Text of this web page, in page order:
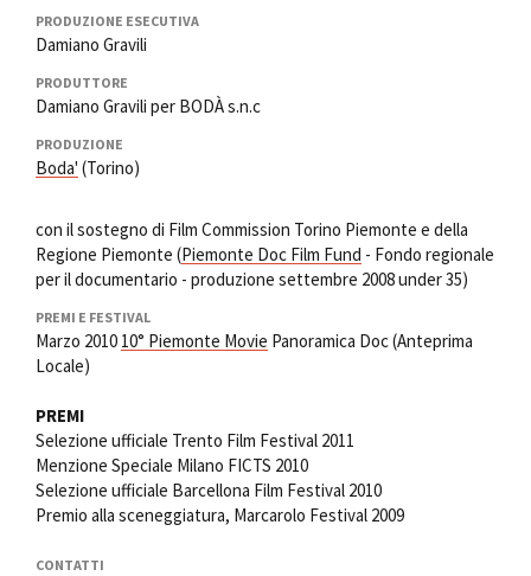
PRODUZIONE ESECUTIVA
Damiano Gravili
PRODUTTORE
Damiano Gravili per BODÀ s.n.c
PRODUZIONE
Boda' (Torino)
con il sostegno di Film Commission Torino Piemonte e della
Regione Piemonte (Piemonte Doc Film Fund - Fondo regionale
per il documentario - produzione settembre 2008 under 35)
PREMI E FESTIVAL
Marzo 2010 10° Piemonte Movie Panoramica Doc (Anteprima
Locale)
PREMI
Selezione ufficiale Trento Film Festival 2011
Menzione Speciale Milano FICTS 2010
Selezione ufficiale Barcellona Film Festival 2010
Premio alla sceneggiatura, Marcarolo Festival 2009
CONTATTI